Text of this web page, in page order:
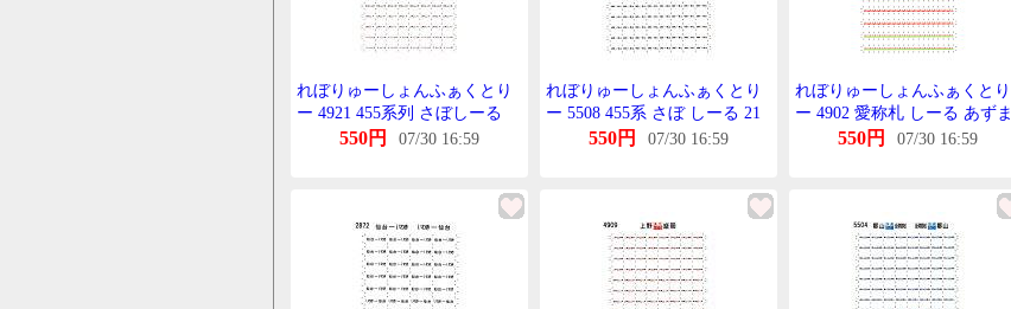
れぼりゅーしょんふぁくとり
ー 4921 455系列 さぼしーる
14 急行ときわ用 KATO用
550円 07/30 16:59
れぼりゅーしょんふぁくとり
ー 5508 455系 さぼ しーる 21
郡山-会津若松 会津若松-郡山
550円 07/30 16:59
れぼりゅーしょんふぁくとり
ー 4902 愛称札 しーる あずま
TOMIX 455系列用
550円 07/30 16:59